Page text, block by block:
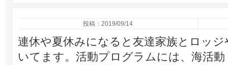
投稿：2019/09/14
連休や夏休みになると友達家族とロッ
いてます。活動プログラムには、海活